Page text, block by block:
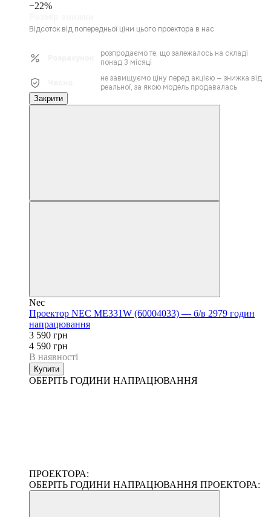
−22%
Відсоток від попередньої ціни цього проектора в нас
розпродаємо те, що залежалось на складі
понад 3 місяці
не завищуємо ціну перед акцією — знижка від
реальної, за якою модель продавалась
Закрити
Nec
Проектор NEC ME331W (60004033) — б/в 2979 годин
напрацювання
3 590 грн
4 590 грн
В наявності
Купити
ОБЕРІТЬ ГОДИНИ НАПРАЦЮВАННЯ
ПРОЕКТОРА:
ОБЕРІТЬ ГОДИНИ НАПРАЦЮВАННЯ ПРОЕКТОРА: